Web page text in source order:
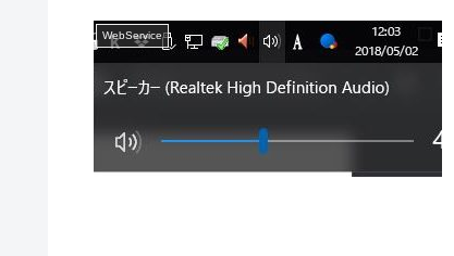
WebService